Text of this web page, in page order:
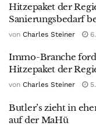
Hitzepaket der
Sanierungsbedarf
von Charles Steiner 6.
Immo-Branche
Hitzepaket der
von Charles Steiner 5.
Butler’s zieht in
auf der MaHü